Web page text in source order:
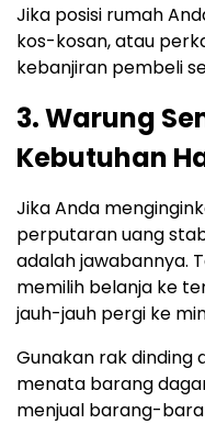
Jika posisi rumah
kos-kosan, atau
kebanjiran pembeli
3. Warung
Kebutuhan
Jika Anda
perputaran uang
adalah jawabannya.
memilih belanja ke
jauh-jauh pergi ke
Gunakan rak dinding
menata barang
menjual barang-